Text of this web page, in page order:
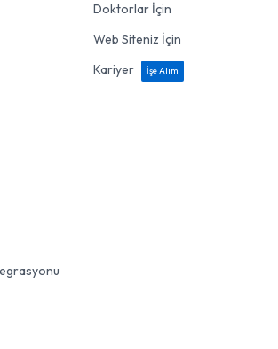
Doktorlar İçin
Web Siteniz İçin
Kariyer
İşe Alım